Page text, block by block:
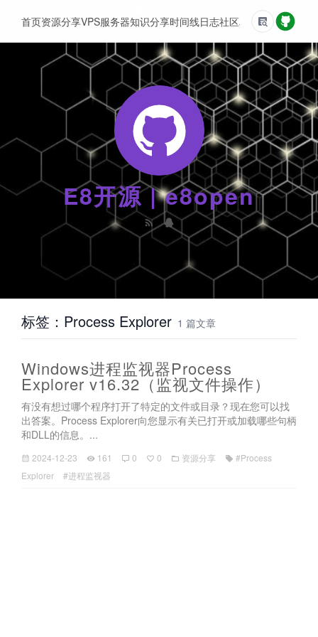
E8开源 | e8open
首页资源分享VPS服务器知识分享时间线日志社区友情链接
标签：Process Explorer 1 篇文章
Windows进程监视器Process
Explorer v16.32（监视文件操作）
有没有想过哪个程序打开了特定的文件或目录？现在您可以找
出答案。Process Explorer向您显示有关已打开或加载哪些句柄
和DLL的信息。...
2024-12-23 161 0 0 资源分享
#Process
Explorer
#进程监视器